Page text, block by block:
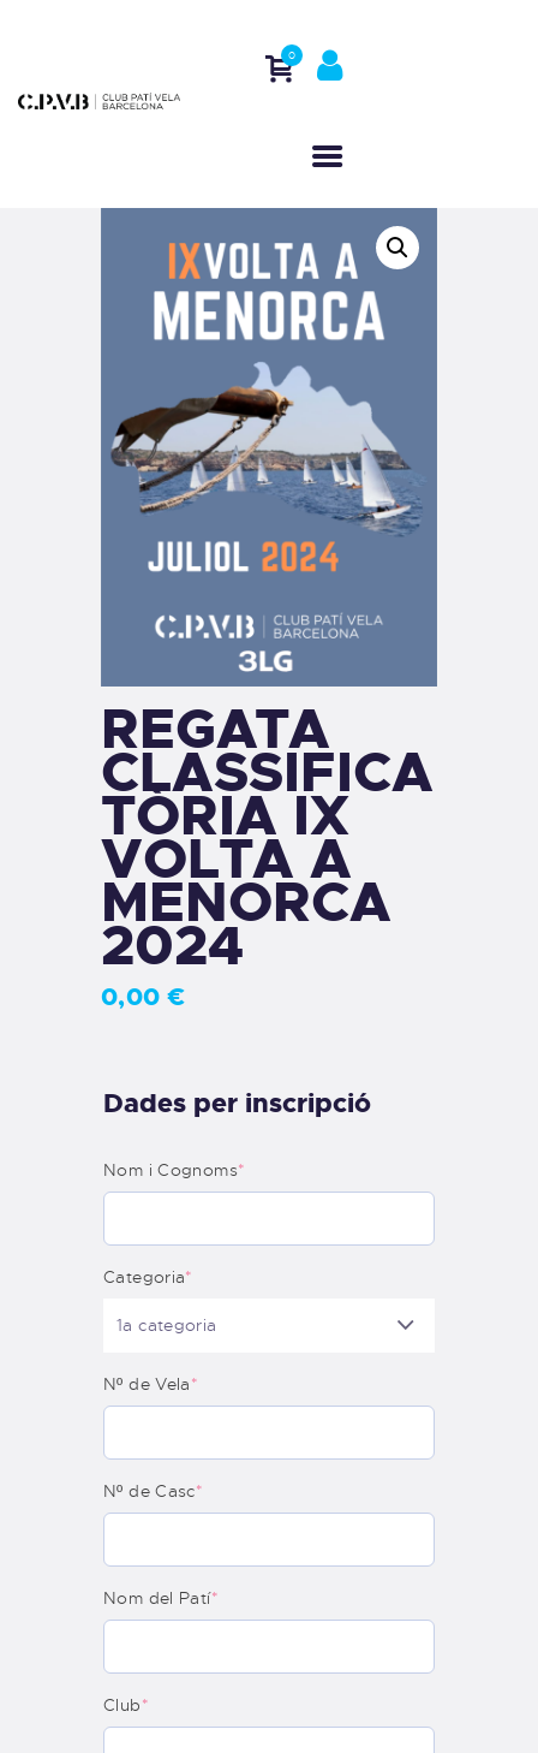
0
REGATTAS
CONTACT
REGATA
CLASSIFICA
TÒRIA IX
VOLTA A
MENORCA
2024
0,00 €
Dades per inscripció
Nom i Cognoms*
Categoria*
Nº de Vela*
Nº de Casc*
Nom del Patí*
Club*